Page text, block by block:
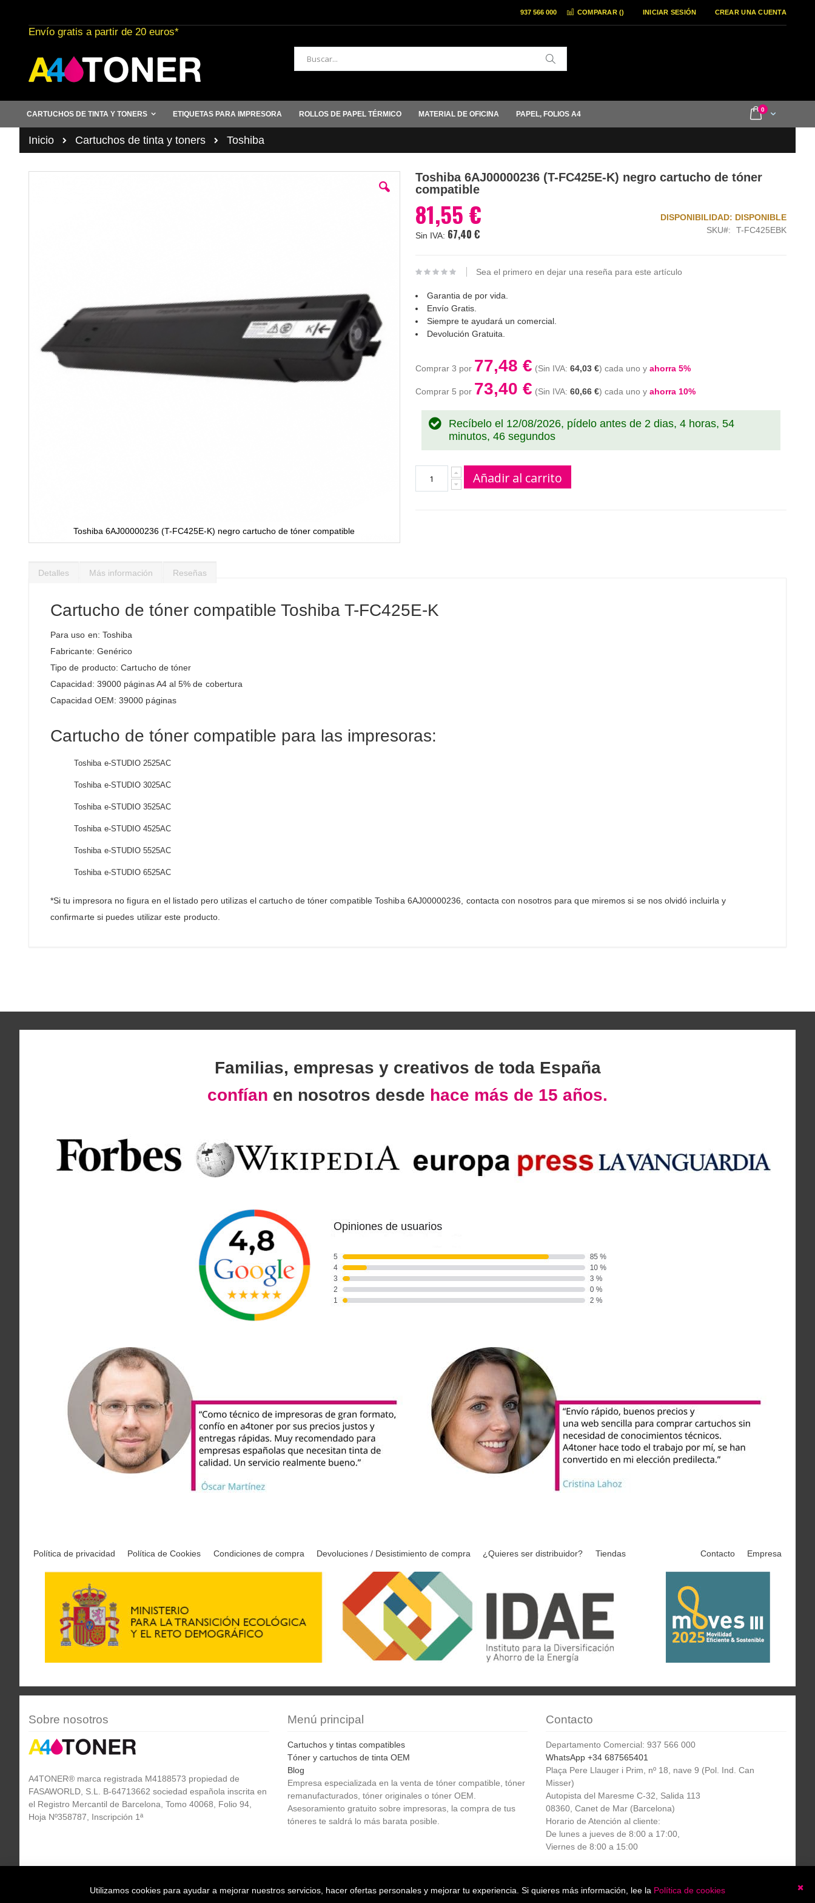
al
contenido
COMPARAR () INICIAR SESIÓN CREAR UNA CUENTA
937 566 000
Envío gratis a partir de 20 euros*
Buscar
Cart
0items
CARTUCHOS DE TINTA Y TONERS ETIQUETAS PARA IMPRESORA ROLLOS DE PAPEL TÉRMICO MATERIAL DE OFICINA PAPEL, FOLIOS A4
Inicio Cartuchos de tinta y toners Toshiba
Toshiba 6AJ00000236 (T-FC425E-K) negro cartucho de tóner compatible
comienzo
galería
imágenes
Toshiba 6AJ00000236 (T-FC425E-K) negro cartucho de tóner
compatible
81,55 €
67,40 €
DISPONIBILIDAD: DISPONIBLE
SKU
T-FC425EBK
Sea el primero en dejar una reseña para este artículo
Garantia de por vida.
Envío Gratis.
Siempre te ayudará un comercial.
Devolución Gratuita.
Comprar 3 por 77,48 € 64,03 € cada uno y ahorra 5%
Comprar 5 por 73,40 € 60,66 € cada uno y ahorra 10%
Recíbelo el 12/08/2026, pídelo antes de 2 dias, 4 horas, 54
minutos, 46 segundos
Añadir al carrito
Detalles
Cartucho de tóner compatible Toshiba T-FC425E-K
Para uso en: Toshiba
Fabricante: Genérico
Tipo de producto: Cartucho de tóner
Capacidad: 39000 páginas A4 al 5% de cobertura
Capacidad OEM: 39000 páginas
Cartucho de tóner compatible para las impresoras:
Toshiba e-STUDIO 2525AC
Toshiba e-STUDIO 3025AC
Toshiba e-STUDIO 3525AC
Toshiba e-STUDIO 4525AC
Toshiba e-STUDIO 5525AC
Toshiba e-STUDIO 6525AC
*Si tu impresora no figura en el listado pero utilizas el cartucho de tóner compatible Toshiba 6AJ00000236, contacta con nosotros para que miremos si se nos olvidó incluirla y
confirmarte si puedes utilizar este producto.
Más información Reseñas
Familias, empresas y creativos de toda España
confían en nosotros desde hace más de 15 años.
Política de privacidad Política de Cookies Condiciones de compra Devoluciones / Desistimiento de compra ¿Quieres ser distribuidor? Tiendas Contacto Empresa
Sobre nosotros
A4TONER® marca registrada M4188573 propiedad de
FASAWORLD, S.L. B-64713662 sociedad española inscrita en
el Registro Mercantil de Barcelona, Tomo 40068, Folio 94,
Hoja Nº358787, Inscripción 1ª
Menú principal
Cartuchos y tintas compatibles
Tóner y cartuchos de tinta OEM
Blog
Empresa especializada en la venta de tóner compatible, tóner
remanufacturados, tóner originales o tóner OEM.
Asesoramiento gratuito sobre impresoras, la compra de tus
tóneres te saldrá lo más barata posible.
Contacto
Departamento Comercial: 937 566 000
WhatsApp +34 687565401
Plaça Pere Llauger i Prim, nº 18, nave 9 (Pol. Ind. Can
Misser)
Autopista del Maresme C-32, Salida 113
08360, Canet de Mar (Barcelona)
Horario de Atención al cliente:
De lunes a jueves de 8:00 a 17:00,
Viernes de 8:00 a 15:00
informativo
Utilizamos cookies para ayudar a mejorar nuestros servicios, hacer ofertas personales y mejorar tu experiencia. Si quieres más información, lee la Política de cookies